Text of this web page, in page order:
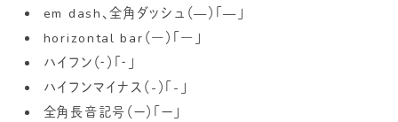
em dash、全角ダッシュ（—）「—」
horizontal bar（―）「―」
ハイフン（‐）「‐」
ハイフンマイナス（-）「-」
全角長音記号（ー）「ー」